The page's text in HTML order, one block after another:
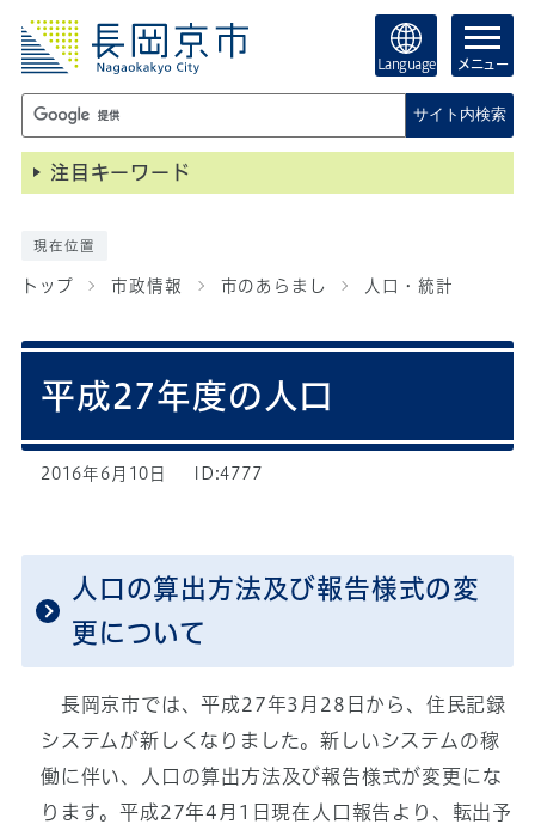
Language メニュー
サイト内検索
注目キーワード
現在位置
トップ 市政情報 市のあらまし 人口・統計
平成27年度の人口
2016年6月10日 ID:4777
人口の算出方法及び報告様式の変
更について
長岡京市では、平成27年3月28日から、住民記録
システムが新しくなりました。新しいシステムの稼
働に伴い、人口の算出方法及び報告様式が変更にな
ります。平成27年4月1日現在人口報告より、転出予